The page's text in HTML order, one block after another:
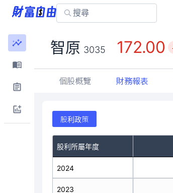
智原 3035 172.00
個股概覽 財務報表
股利政策
股利所屬年度
2024
2023